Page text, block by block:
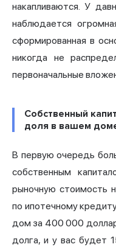
накапливаются. У
наблюдается
сформированная в
никогда не
первоначальные
Собственный
доля в вашем
В первую очередь
собственным
рыночную стоимость
по ипотечному
дом за 400 000
долга, и у вас будет